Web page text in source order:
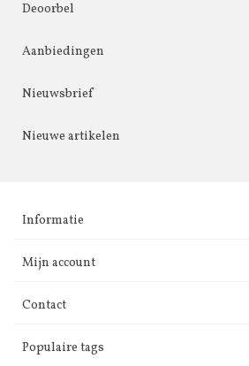
Deoorbel
Aanbiedingen
Nieuwsbrief
Nieuwe artikelen
Informatie
Mijn account
Contact
Populaire tags